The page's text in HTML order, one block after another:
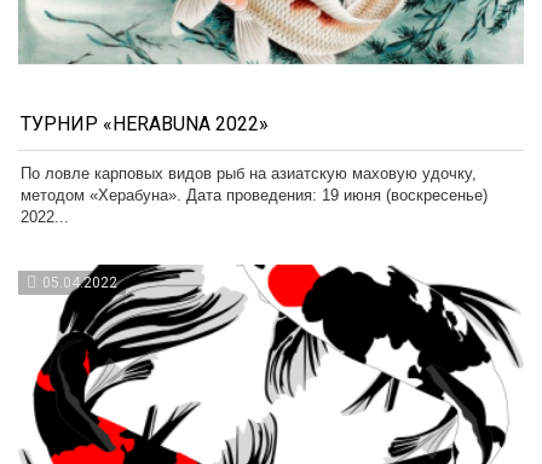
ТУРНИР «HERABUNA 2022»
По ловле карповых видов рыб на азиатскую маховую удочку,
методом «Херабуна». Дата проведения: 19 июня (воскресенье)
2022...
05.04.2022